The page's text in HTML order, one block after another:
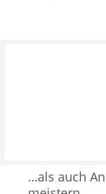
…als auch